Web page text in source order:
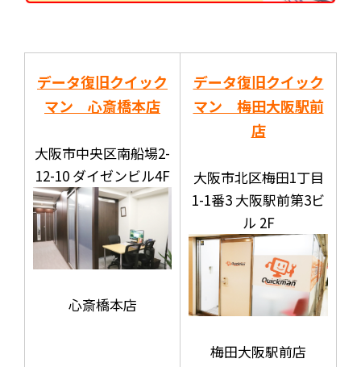
データ復旧クイック
マン 心斎橋本店
大阪市中央区南船場2-
12-10 ダイゼンビル4F
心斎橋本店
データ復旧クイック
マン 梅田大阪駅前
店
大阪市北区梅田1丁目
1-1番3 大阪駅前第3ビ
ル 2F
梅田大阪駅前店